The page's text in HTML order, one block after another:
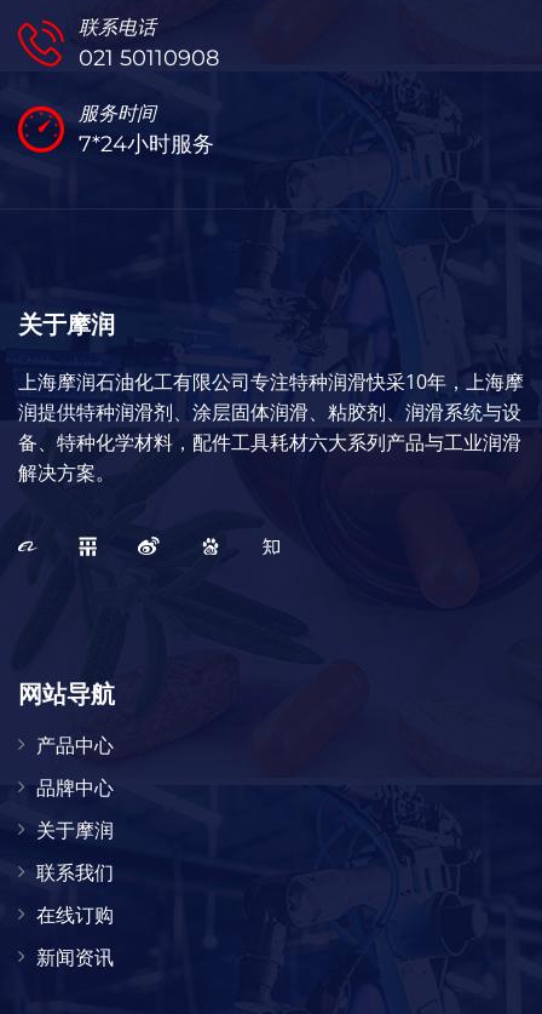
联系电话
021 50110908
服务时间
7*24小时服务
关于摩润
上海摩润石油化工有限公司专注特种润滑快采10年，上海摩
润提供特种润滑剂、涂层固体润滑、粘胶剂、润滑系统与设
备、特种化学材料，配件工具耗材六大系列产品与工业润滑
解决方案。
网站导航
产品中心
品牌中心
关于摩润
联系我们
在线订购
新闻资讯